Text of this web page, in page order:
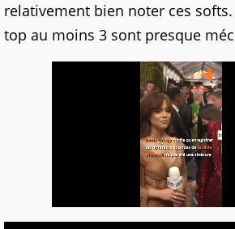
relativement bien noter ces
top au moins 3 sont presque